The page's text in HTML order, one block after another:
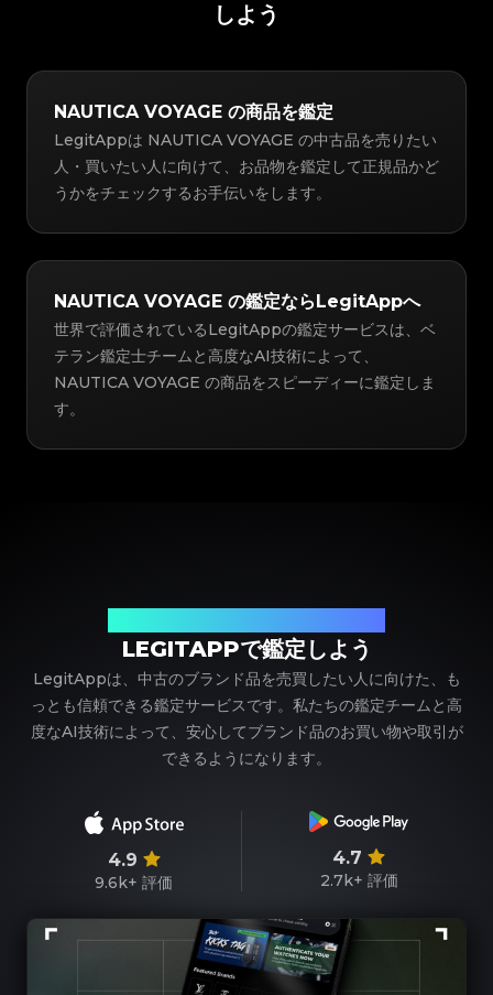
しよう
NAUTICA VOYAGE の商品を鑑定
LegitAppは NAUTICA VOYAGE の中古品を売りたい
人・買いたい人に向けて、お品物を鑑定して正規品かど
うかをチェックするお手伝いをします。
NAUTICA VOYAGE の鑑定ならLegitAppへ
世界で評価されているLegitAppの鑑定サービスは、ベ
テラン鑑定士チームと高度なAI技術によって、
NAUTICA VOYAGE の商品をスピーディーに鑑定しま
す。
LEGITAPPで鑑定しよう
LegitAppは、中古のブランド品を売買したい人に向けた、も
っとも信頼できる鑑定サービスです。私たちの鑑定チームと高
度なAI技術によって、安心してブランド品のお買い物や取引が
できるようになります。
4.9
9.6k+ 評価
4.7
2.7k+ 評価